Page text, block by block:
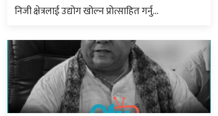
निजी क्षेत्रलाई उद्योग खोल्न प्रोत्साहित गर्नु…